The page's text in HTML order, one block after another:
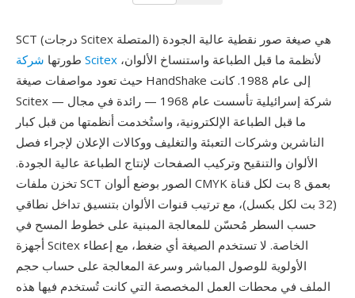
SCT (درجات Scitex المتصلة) هي صيغة صور نقطية عالية الجودة
طورتها شركة Scitex
حيث تعود مواصفات صيغة HandShake إلى عام 1988. كانت
Scitex — شركة إسرائيلية تأسست عام 1968 — رائدة في مجال
ما قبل الطباعة الإلكترونية، واستُخدمت أنظمتها من قبل كبار
الناشرين وشركات التعبئة والتغليف ووكالات الإعلان لإجراء فصل
الألوان والتنقيح وتركيب الصفحات لإنتاج الطباعة عالية الجودة.
تخزن ملفات SCT الصور بوضع ألوان CMYK بعمق 8 بت لكل قناة
(32 بت لكل بكسل)، مع ترتيب قنوات الألوان بتنسيق تداخل نطاقي
حسب السطر مُحسّن للمعالجة المبنية على خطوط المسح في
أجهزة Scitex الخاصة. لا تستخدم الصيغة أي ضغط، مع إعطاء
الأولوية للوصول المباشر وسرعة المعالجة على حساب حجم
الملف في محطات العمل المخصصة التي كانت تُستخدم فيها هذه